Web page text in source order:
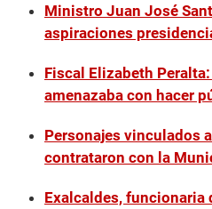
Ministro Juan José
aspiraciones
Fiscal Elizabeth
amenazaba con hacer
Personajes vinculados
contrataron con la
Exalcaldes, funcionaria